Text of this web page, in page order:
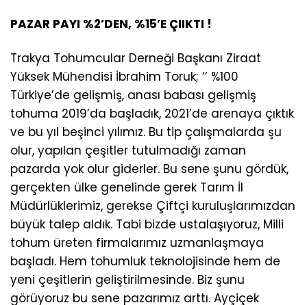
PAZAR PAYI %2’DEN, %15’E ÇIIKTI !
Trakya Tohumcular Derneği Başkanı Ziraat
Yüksek Mühendisi İbrahim Toruk; ‘’ %100
Türkiye’de gelişmiş, anası babası gelişmiş
tohuma 2019’da başladık, 2021’de arenaya çıktık
ve bu yıl beşinci yılımız. Bu tip çalışmalarda şu
olur, yapılan çeşitler tutulmadığı zaman
pazarda yok olur giderler. Bu sene şunu gördük,
gerçekten ülke genelinde gerek Tarım İl
Müdürlüklerimiz, gerekse Çiftçi kuruluşlarımızdan
büyük talep aldık. Tabi bizde ustalaşıyoruz, Milli
tohum üreten firmalarımız uzmanlaşmaya
başladı. Hem tohumluk teknolojisinde hem de
yeni çeşitlerin geliştirilmesinde. Biz şunu
görüyoruz bu sene pazarımız arttı. Ayçiçek